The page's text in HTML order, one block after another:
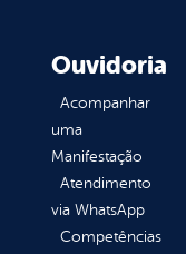
Ouvidoria
Acompanhar
uma
Manifestação
Atendimento
via WhatsApp
Competências